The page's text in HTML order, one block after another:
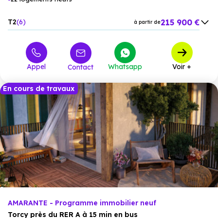
T2 6 à partir de215 900 €
à partir de 340 900 €
Appel Contact Whatsapp Voir +
En cours de travaux
AMARANTE - Programme immobilier neuf
Torcy près du RER A à 15 min en bus